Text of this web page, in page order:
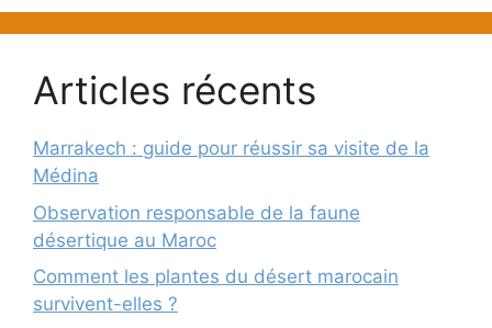
Articles récents
Marrakech : guide pour réussir sa visite de la
Médina
Observation responsable de la faune
désertique au Maroc
Comment les plantes du désert marocain
survivent-elles ?